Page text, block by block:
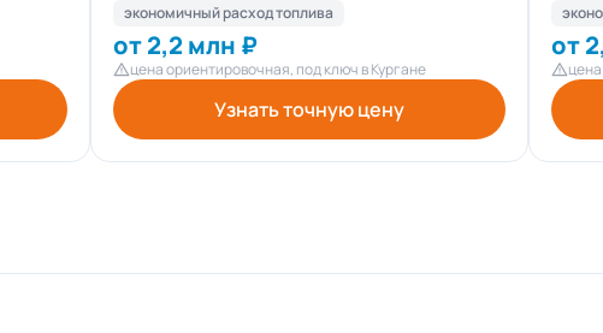
экономичный расход топлива
от 2,2 млн ₽
цена ориентировочная, под ключ в Кургане
Узнать точную цену
от